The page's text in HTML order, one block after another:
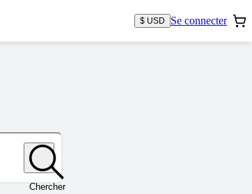
$ USD Se connecter
Chercher